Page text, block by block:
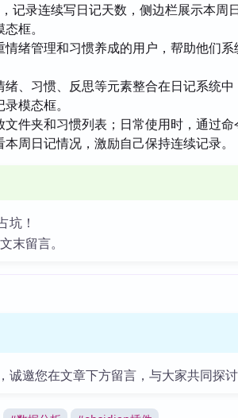
记录连续写日记天数，侧边栏展示本周
框。
情绪管理和习惯养成的用户，帮助他们
、习惯、反思等元素整合在日记系统中
模态框。
文件夹和习惯列表；日常使用时，通过
周日记情况，激励自己保持连续记录。
坑！
末留言。
邀您在文章下方留言，与大家共同探讨